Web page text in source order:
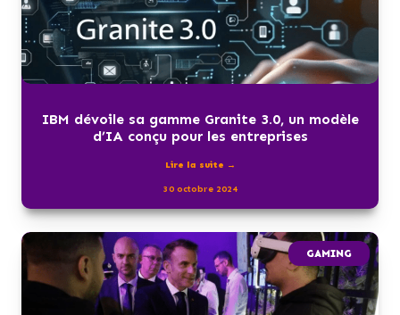
IBM dévoile sa gamme Granite 3.0, un modèle
d’IA conçu pour les entreprises
Lire la suite →
30 octobre 2024
GAMING